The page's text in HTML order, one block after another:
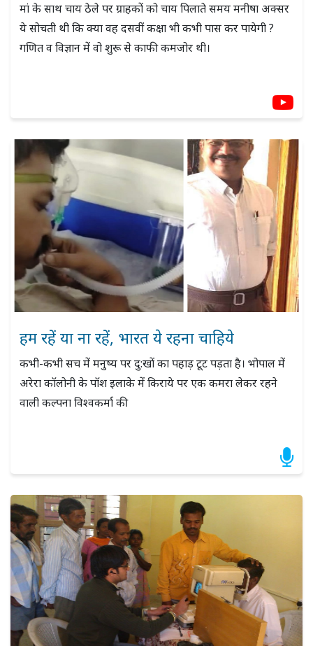
मां के साथ चाय ठेले पर ग्राहकों को चाय पिलाते समय मनीषा अक्सर
ये सोचती थी कि क्या वह दसवीं कक्षा भी कभी पास कर पायेगी ?
गणित व विज्ञान में वो शुरू से काफी कमजोर थी।
हम रहें या ना रहें, भारत ये रहना चाहिये
कभी-कभी सच में मनुष्य पर दु:खों का पहाड़ टूट पड़ता है। भोपाल में
अरेरा कॉलोनी के पॉश इलाके में किराये पर एक कमरा लेकर रहने
वाली कल्पना विश्वकर्मा की